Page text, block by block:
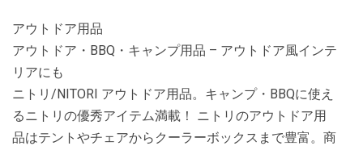
アウトドア用品
アウトドア・BBQ・キャンプ用品 – アウトドア風インテ
リアにも
ニトリ/NITORI アウトドア用品。キャンプ・BBQに使え
るニトリの優秀アイテム満載！ ニトリのアウトドア用
品はテントやチェアからクーラーボックスまで豊富。商